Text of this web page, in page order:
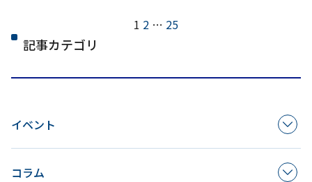
ペ
ー
ジ
ネ
ー
シ
1 2 … 25次
記事カテゴリ
イベント
コラム